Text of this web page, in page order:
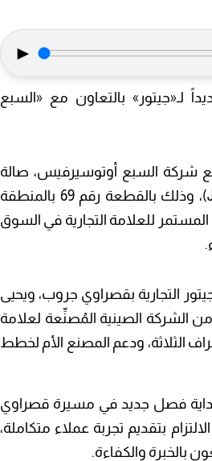
►
لـ«جيتور» بالتعاون مع «السبع
مع شركة السبع أوتوسيرفيس، صالة
عرض جديدة ومركز خدمة معتمد لسيارات جيتور (JETOUR)، وذلك بالقطعة رقم 69 بالمنطقة
للعلامة التجارية في السوق
التجارية بقصراوي جروب، ويحيى
الشركة الصينية المُصنِّعة لعلامة
الثلاثة، ودعم المصنع الأم لخطط
بداية فصل جديد في مسيرة قصراوي
بتقديم تجربة عملاء متكاملة،
بالخبرة والكفاءة.